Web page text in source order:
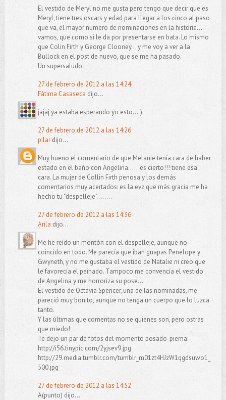
El vestido de Meryl no me gusta pero tengo que decir que es
Meryl, tiene tres oscars y edad para llegar a los cinco al paso
que va, el mayor numero de nominaciones en la historia...
vamos, que como si le da por presentarse en bata. Lo mismo
que Colin Firth y George Clooney... y me voy a ver a la
Bullock en el post de nuevo, que se me ha pasado.
Un supersaludo
27 de febrero de 2012 a las 14:24
Fátima Casaseca dijo...
jajaj ya estaba esperando yo esto... :)
27 de febrero de 2012 a las 14:26
pilardijo...
Muy bueno el comentario de que Melanie tenía cara de haber
estado en el baño con Angelina......es cierto!!! tiene esa
cara. La mujer de Collin Firth penosa y los demás
comentarios muy acertados: es la evz que más gracia me ha
hecho tu "despelleje"........
27 de febrero de 2012 a las 14:36
Arila dijo...
Me he reído un montón con el despelleje, aunque no
coincido en todo. Me parecía que iban guapas Penelope y
Gwyneth, y no me gustaba el vestido de Natalie ni creo que
le favorecía el peinado. Tampoco me convencía el vestido
de Angelina y me horroriza su pose...
El vestido de Octavia Spencer, una de las nominadas, me
pareció muy bonito, aunque no tenga un cuerpo que lo luzca
tanto.
Y las últimas que comentas no se quienes son, pero ostras
que miedo!
Te dejo un par de fotos del momento posado-pierna:
http://i56.tinypic.com/2yjsev9.jpg
http://29.media.tumblr.com/tumblr_m01zt4HJzW1qgdsuwo1_
500.jpg
27 de febrero de 2012 a las 14:52
A(punto) dijo...